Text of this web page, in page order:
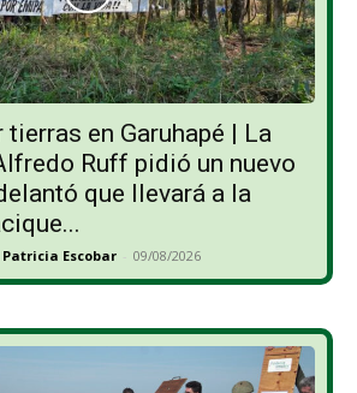
en Garuhapé | La
Ruff pidió un nuevo
que llevará a la
Patricia Escobar - 09/08/2026